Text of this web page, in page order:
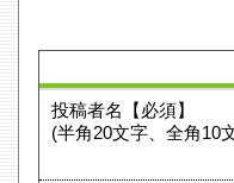
投稿者名【必須】
(半角20文字、全角10